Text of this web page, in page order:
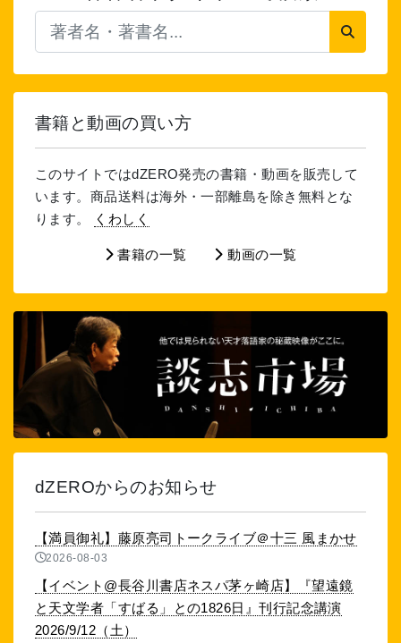
書籍と動画の買い方
このサイトではdZERO発売の書籍・動画を販売して
います。商品送料は海外・一部離島を除き無料とな
ります。
くわしく
書籍の一覧 動画の一覧
dZEROからのお知らせ
【満員御礼】藤原亮司トークライブ＠十三 風まかせ
2026-08-03
【イベント@長谷川書店ネスパ茅ヶ崎店】『望遠鏡
と天文学者「すばる」との1826日』刊行記念講演
2026/9/12（土）